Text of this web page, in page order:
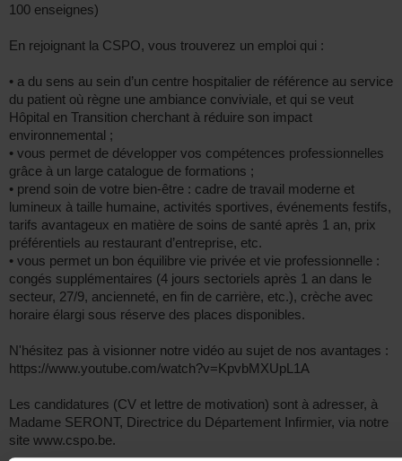
100 enseignes)
En rejoignant la CSPO, vous trouverez un emploi qui :
• a du sens au sein d’un centre hospitalier de référence au service
du patient où règne une ambiance conviviale, et qui se veut
Hôpital en Transition cherchant à réduire son impact
environnemental ;
• vous permet de développer vos compétences professionnelles
grâce à un large catalogue de formations ;
• prend soin de votre bien-être : cadre de travail moderne et
lumineux à taille humaine, activités sportives, événements festifs,
tarifs avantageux en matière de soins de santé après 1 an, prix
préférentiels au restaurant d’entreprise, etc.
• vous permet un bon équilibre vie privée et vie professionnelle :
congés supplémentaires (4 jours sectoriels après 1 an dans le
secteur, 27/9, ancienneté, en fin de carrière, etc.), crèche avec
horaire élargi sous réserve des places disponibles.
N'hésitez pas à visionner notre vidéo au sujet de nos avantages :
https://www.youtube.com/watch?v=KpvbMXUpL1A
Les candidatures (CV et lettre de motivation) sont à adresser, à
Madame SERONT, Directrice du Département Infirmier, via notre
site www.cspo.be.